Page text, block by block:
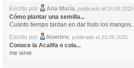
Escrito por
Ana María, publicado el 24.09.2025
Cómo plantar una semilla...
Cuánto tiempo tardan en dar fruto los mangos.
Escrito por
Nombre, publicado el 23.09.2025
Conoce la Acalifa o cola...
me sirve